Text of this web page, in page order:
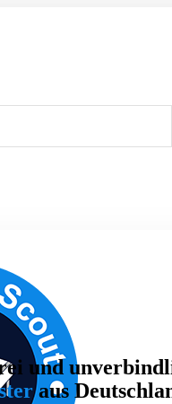
und
aus